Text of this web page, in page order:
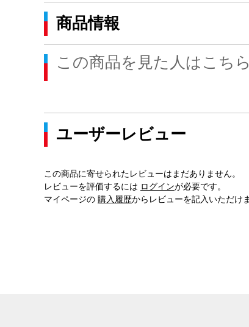
45cm×86cm
商品情報
この商品を見た人はこち
ユーザーレビュー
この商品に寄せられたレビューはまだありません。
レビューを評価するには ログインが必要です。
マイページの 購入履歴からレビューを記入いただけま